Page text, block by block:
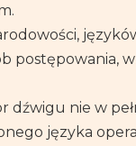
postępowania,
nie w
języka